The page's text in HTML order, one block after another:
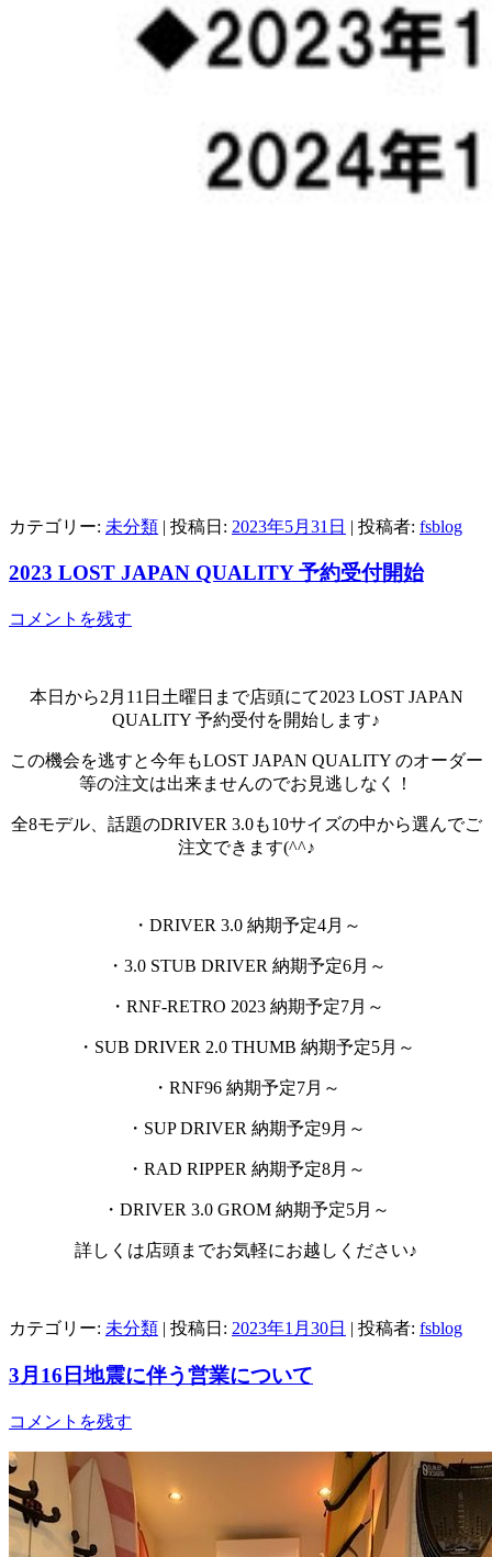
カテゴリー: 未分類 | 投稿日: 2023年5月31日 | 投稿者: fsblog
2023 LOST JAPAN QUALITY 予約受付開始
コメントを残す
本日から2月11日土曜日まで店頭にて2023 LOST JAPAN
QUALITY 予約受付を開始します♪
この機会を逃すと今年もLOST JAPAN QUALITY のオーダー
等の注文は出来ませんのでお見逃しなく！
全8モデル、話題のDRIVER 3.0も10サイズの中から選んでご
注文できます(^^♪
・DRIVER 3.0 納期予定4月～
・3.0 STUB DRIVER 納期予定6月～
・RNF-RETRO 2023 納期予定7月～
・SUB DRIVER 2.0 THUMB 納期予定5月～
・RNF96 納期予定7月～
・SUP DRIVER 納期予定9月～
・RAD RIPPER 納期予定8月～
・DRIVER 3.0 GROM 納期予定5月～
詳しくは店頭までお気軽にお越しください♪
カテゴリー: 未分類 | 投稿日: 2023年1月30日 | 投稿者: fsblog
3月16日地震に伴う営業について
コメントを残す